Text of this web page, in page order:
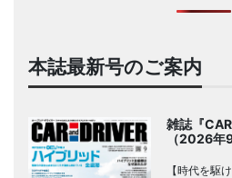
本誌最新号のご案内
雑誌『
（2026年
【時代を駆